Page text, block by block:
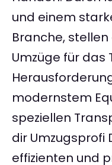
und einem
Branche,
Umzüge für das
modernstem
speziellen
dir Umzugsprofi
effizienten und